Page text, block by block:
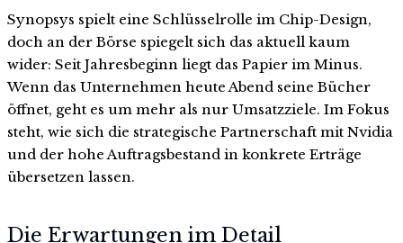
Synopsys spielt eine Schlüsselrolle im Chip-Design,
doch an der Börse spiegelt sich das aktuell kaum
wider: Seit Jahresbeginn liegt das Papier im Minus.
Wenn das Unternehmen heute Abend seine Bücher
öffnet, geht es um mehr als nur Umsatzziele. Im Fokus
steht, wie sich die strategische Partnerschaft mit Nvidia
und der hohe Auftragsbestand in konkrete Erträge
übersetzen lassen.
Die Erwartungen im Detail